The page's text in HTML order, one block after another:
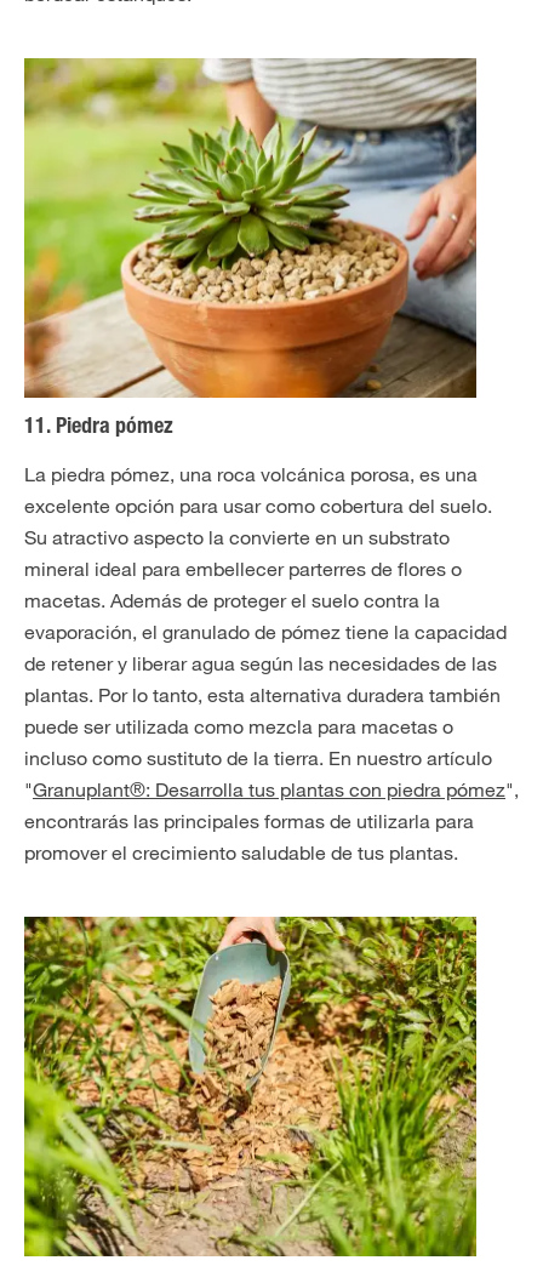
11. Piedra pómez
La piedra pómez, una roca volcánica porosa, es una
excelente opción para usar como cobertura del suelo.
Su atractivo aspecto la convierte en un substrato
mineral ideal para embellecer parterres de flores o
macetas. Además de proteger el suelo contra la
evaporación, el granulado de pómez tiene la capacidad
de retener y liberar agua según las necesidades de las
plantas. Por lo tanto, esta alternativa duradera también
puede ser utilizada como mezcla para macetas o
incluso como sustituto de la tierra. En nuestro artículo
"Granuplant®: Desarrolla tus plantas con piedra pómez",
encontrarás las principales formas de utilizarla para
promover el crecimiento saludable de tus plantas.